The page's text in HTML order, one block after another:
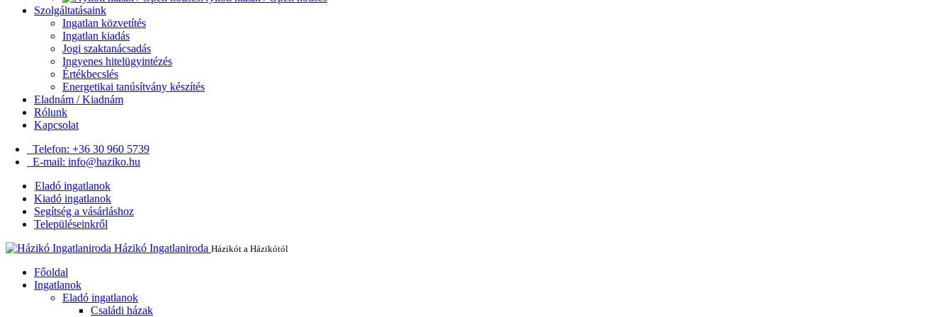
Szolgáltatásaink
Ingatlan közvetítés
Ingatlan kiadás
Jogi szaktanácsadás
Ingyenes hitelügyintézés
Értékbecslés
Energetikai tanúsítvány készítés
Eladnám / Kiadnám
Rólunk
Kapcsolat
Telefon: +36 30 960 5739
E-mail: info@haziko.hu
Eladó ingatlanok
Kiadó ingatlanok
Segítség a vásárláshoz
Településeinkről
Házikó Ingatlaniroda Házikót a Házikótól
Főoldal
Ingatlanok
Eladó ingatlanok
Családi házak